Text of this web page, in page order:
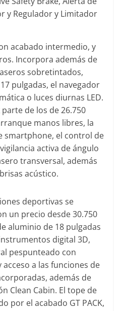
y Regulador y Limitador
acabado intermedio, y
Incorpora además de
sobretintados,
pulgadas, el navegador
o luces diurnas LED.
de los de 26.750
manos libres, la
smartphone, el control de
activa de ángulo
transversal, además
acústico.
deportivas se
un precio desde 30.750
aluminio de 18 pulgadas
digital 3D,
pespunteado con
acceso a las funciones de
además de
Clean Cabin. El tope de
por el acabado GT PACK,